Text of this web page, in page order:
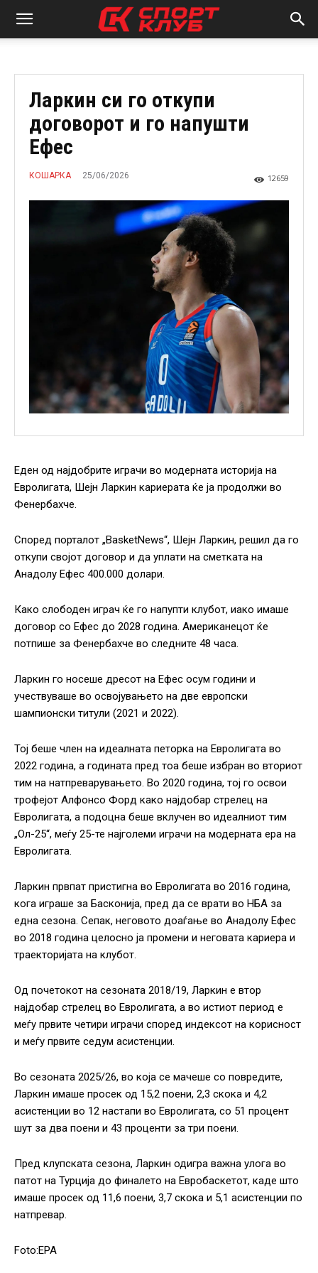
Ларкин си го откупи
договорот и го напушти
Ефес
КОШАРКА 25/06/2026 12659
Еден од најдобрите играчи во модерната историја на
Евролигата, Шејн Ларкин кариерата ќе ја продолжи во
Фенербахче.
Според порталот „BasketNews“, Шејн Ларкин, решил да го
откупи својот договор и да уплати на сметката на
Анадолу Ефес 400.000 долари.
Како слободен играч ќе го напупти клубот, иако имаше
договор со Ефес до 2028 година. Американецот ќе
потпише за Фенербахче во следните 48 часа.
Ларкин го носеше дресот на Ефес осум години и
учествуваше во освојувањето на две европски
шампионски титули (2021 и 2022).
Тој беше член на идеалната петорка на Евролигата во
2022 година, а годината пред тоа беше избран во вториот
тим на натпреварувањето. Во 2020 година, тој го освои
трофејот Алфонсо Форд како најдобар стрелец на
Евролигата, а подоцна беше вклучен во идеалниот тим
„Ол-25“, меѓу 25-те најголеми играчи на модерната ера на
Евролигата.
Ларкин првпат пристигна во Евролигата во 2016 година,
кога играше за Басконија, пред да се врати во НБА за
една сезона. Сепак, неговото доаѓање во Анадолу Ефес
во 2018 година целосно ја промени и неговата кариера и
траекторијата на клубот.
Од почетокот на сезоната 2018/19, Ларкин е втор
најдобар стрелец во Евролигата, а во истиот период е
меѓу првите четири играчи според индексот на корисност
и меѓу првите седум асистенции.
Во сезоната 2025/26, во која се мачеше со повредите,
Ларкин имаше просек од 15,2 поени, 2,3 скока и 4,2
асистенции во 12 настапи во Евролигата, со 51 процент
шут за два поени и 43 проценти за три поени.
Пред клупската сезона, Ларкин одигра важна улога во
патот на Турција до финалето на Евробаскетот, каде што
имаше просек од 11,6 поени, 3,7 скока и 5,1 асистенции по
натпревар.
Foto:EPA